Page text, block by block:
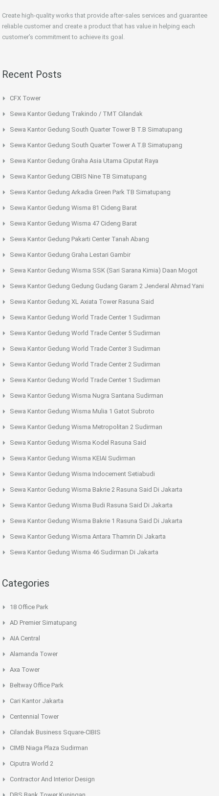
Create high-quality works that provide after-sales services and guarantee
reliable customer and create a product that has value in helping each
customer’s commitment to achieve its goal.
Recent Posts
CFX Tower
Sewa Kantor Gedung Trakindo / TMT Cilandak
Sewa Kantor Gedung South Quarter Tower B T.B Simatupang
Sewa Kantor Gedung South Quarter Tower A T.B Simatupang
Sewa Kantor Gedung Graha Asia Utama Ciputat Raya
Sewa Kantor Gedung CIBIS Nine TB Simatupang
Sewa Kantor Gedung Arkadia Green Park TB Simatupang
Sewa Kantor Gedung Wisma 81 Cideng Barat
Sewa Kantor Gedung Wisma 47 Cideng Barat
Sewa Kantor Gedung Pakarti Center Tanah Abang
Sewa Kantor Gedung Graha Lestari Gambir
Sewa Kantor Gedung Wisma SSK (Sari Sarana Kimia) Daan Mogot
Sewa Kantor Gedung Gedung Gudang Garam 2 Jenderal Ahmad Yani
Sewa Kantor Gedung XL Axiata Tower Rasuna Said
Sewa Kantor Gedung World Trade Center 1 Sudirman
Sewa Kantor Gedung World Trade Center 5 Sudirman
Sewa Kantor Gedung World Trade Center 3 Sudirman
Sewa Kantor Gedung World Trade Center 2 Sudirman
Sewa Kantor Gedung World Trade Center 1 Sudirman
Sewa Kantor Gedung Wisma Nugra Santana Sudirman
Sewa Kantor Gedung Wisma Mulia 1 Gatot Subroto
Sewa Kantor Gedung Wisma Metropolitan 2 Sudirman
Sewa Kantor Gedung Wisma Kodel Rasuna Said
Sewa Kantor Gedung Wisma KEIAI Sudirman
Sewa Kantor Gedung Wisma Indocement Setiabudi
Sewa Kantor Gedung Wisma Bakrie 2 Rasuna Said Di Jakarta
Sewa Kantor Gedung Wisma Budi Rasuna Said Di Jakarta
Sewa Kantor Gedung Wisma Bakrie 1 Rasuna Said Di Jakarta
Sewa Kantor Gedung Wisma Antara Thamrin Di Jakarta
Sewa Kantor Gedung Wisma 46 Sudirman Di Jakarta
Categories
18 Office Park
AD Premier Simatupang
AIA Central
Alamanda Tower
Axa Tower
Beltway Office Park
Cari Kantor Jakarta
Centennial Tower
Cilandak Business Square-CIBIS
CIMB Niaga Plaza Sudirman
Ciputra World 2
Contractor And Interior Design